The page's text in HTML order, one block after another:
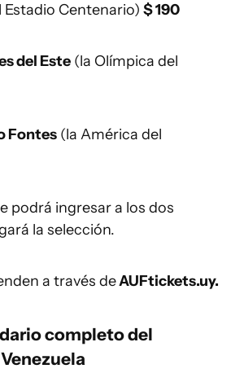
Centenario) $ 190
del Este (la Olímpica del
Fontes (la América del
podrá ingresar a los dos
la selección.
a través deAUFtickets.uy.
completo del